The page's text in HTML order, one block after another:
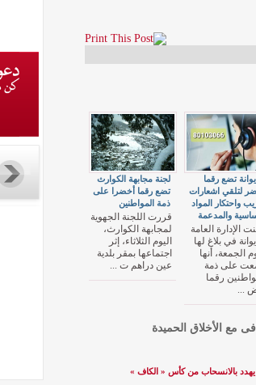
لجنة مجابهة الكوارث
تضع رقما أخضرا على
ذمة المواطنين
قررت اللجنة الجهوية
لمجابهة الكوارث،
اليوم الثلاثاء، إثر
اجتماعها بمقر بلدية
عين دراهم ت ...
تضع رقما
لتلقي اشعارات
واحتكار المواد
والمدعمة
الإدارة العامة
في بلاغ لها
الجمعة، أنها
على ذمة
رقما
...
مع الأخلاق الحميدة
يهدد بالانسحاب من كأس « الكاف »